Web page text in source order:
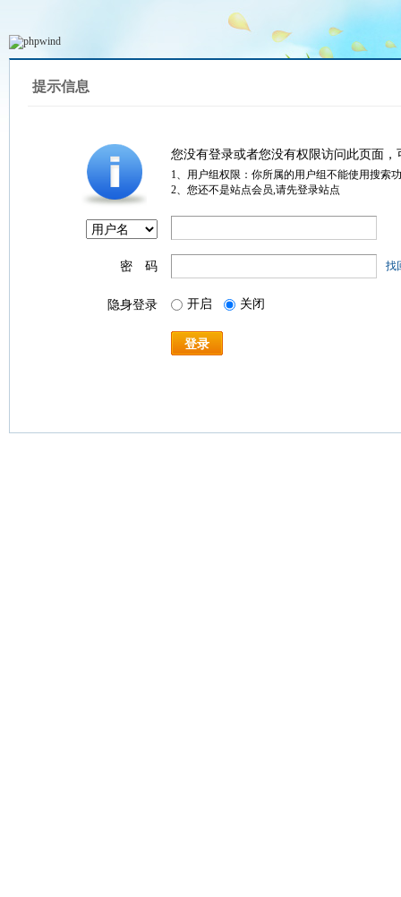
提示信息
您没有登录或者您没有权限访问此页面
1、用户组权限：你所属的用户组不能使用搜索
2、您还不是站点会员,请先登录站点
密 码 找
隐身登录 开启 关闭
登录